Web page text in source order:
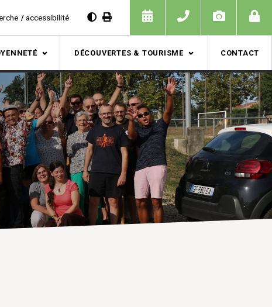
accessibilité
DÉCOUVERTES & TOURISME CONTACT